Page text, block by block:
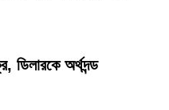
ডিলারকে অর্থদন্ড